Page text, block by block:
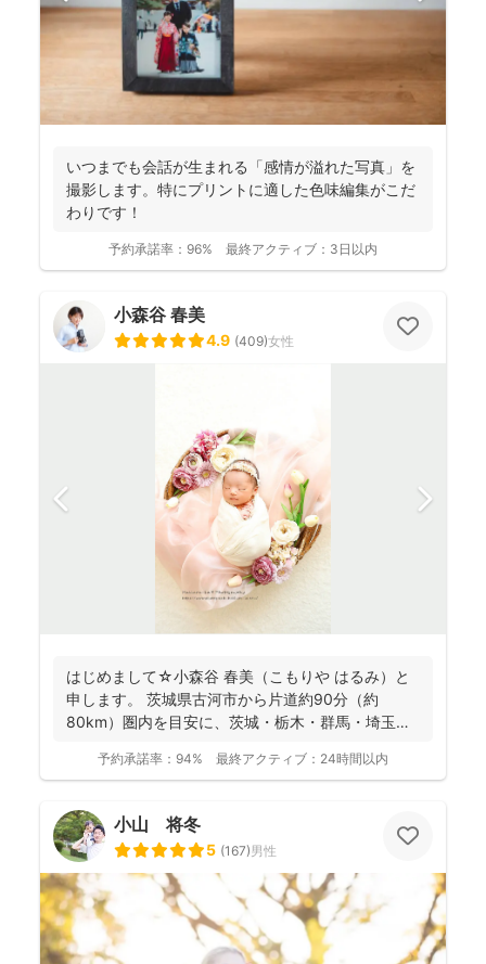
いつまでも会話が生まれる「感情が溢れた写真」を
撮影します。特にプリントに適した色味編集がこだ
わりです！
予約承諾率： 96% 最終アクティブ： 3日以内
小森谷 春美
4.9 (409)女性
はじめまして☆小森谷 春美（こもりや はるみ）と
申します。 茨城県古河市から片道約90分（約
80km）圏内を目安に、茨城・栃木・群馬・埼玉
予約承諾率： 94% 最終アクティブ： 24時間以内
小山 将冬
5 (167)男性